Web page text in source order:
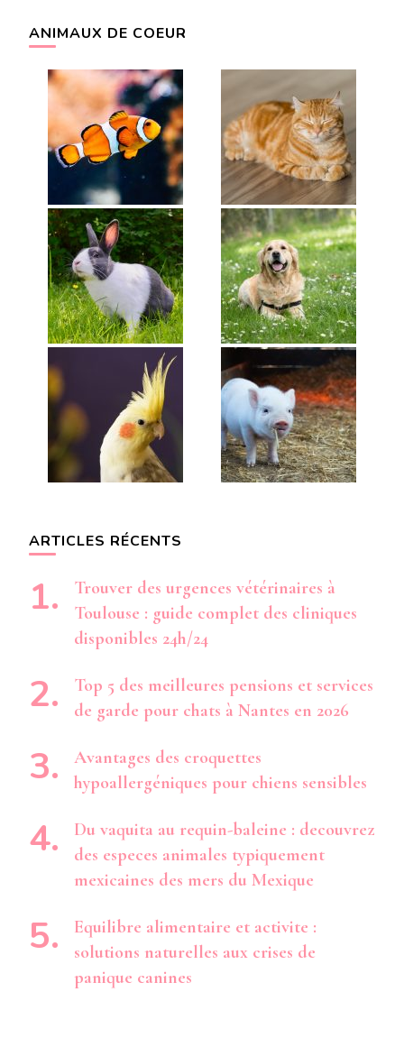
ANIMAUX DE COEUR
ARTICLES RÉCENTS
Trouver des urgences vétérinaires à
Toulouse : guide complet des cliniques
disponibles 24h/24
Top 5 des meilleures pensions et services
de garde pour chats à Nantes en 2026
Avantages des croquettes
hypoallergéniques pour chiens sensibles
Du vaquita au requin-baleine : decouvrez
des especes animales typiquement
mexicaines des mers du Mexique
Equilibre alimentaire et activite :
solutions naturelles aux crises de
panique canines